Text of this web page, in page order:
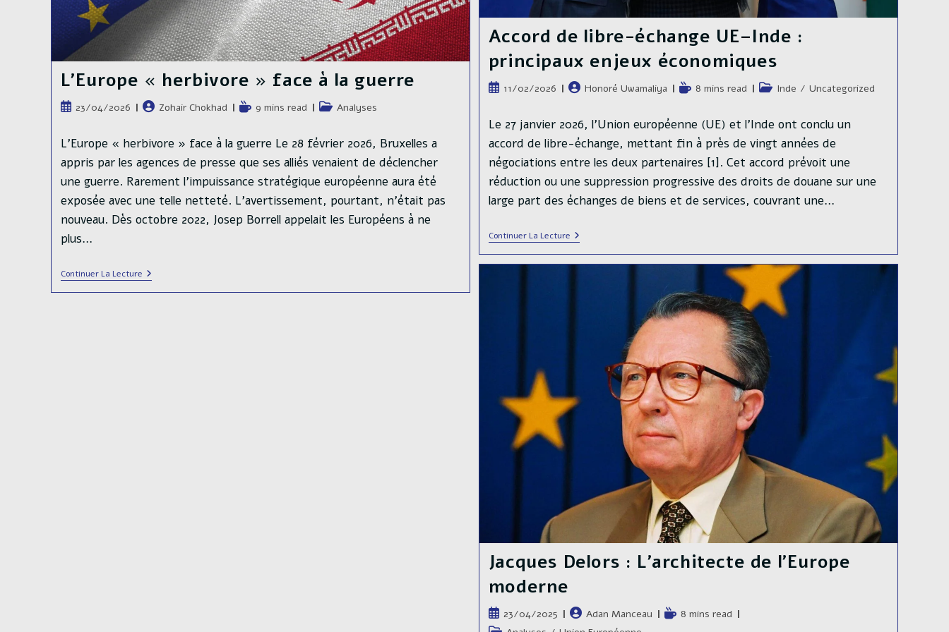
L’Europe « herbivore » face à la guerre
Publication
23/04/2026
Auteur/autrice
la
publication :
Zohair Chokhad
Temps
lecture :
9 mins read
PostAnalyses
L’Europe « herbivore » face à la guerre Le 28 février 2026, Bruxelles a
appris par les agences de presse que ses alliés venaient de déclencher
une guerre. Rarement l’impuissance stratégique européenne aura été
exposée avec une telle netteté. L’avertissement, pourtant, n’était pas
nouveau. Dès octobre 2022, Josep Borrell appelait les Européens à ne
plus…
Continuer La LectureL’Europe
«
Herbivore
Accord de libre-échange UE–Inde :
principaux enjeux économiques
Publication
11/02/2026
Auteur/autrice
publication :
Honoré Uwamaliya
Temps
lecture :
8 mins read
PostInde / Uncategorized
Le 27 janvier 2026, l’Union européenne (UE) et l’Inde ont conclu un
accord de libre-échange, mettant fin à près de vingt années de
négociations entre les deux partenaires [1]. Cet accord prévoit une
réduction ou une suppression progressive des droits de douane sur une
large part des échanges de biens et de services, couvrant une…
Continuer La LectureAccord
De
Libre-
Échange
Jacques Delors : L’architecte de l’Europe
moderne
Publication
publiée :
23/04/2025
Auteur/autrice
de
Adan Manceau
Temps8 mins read